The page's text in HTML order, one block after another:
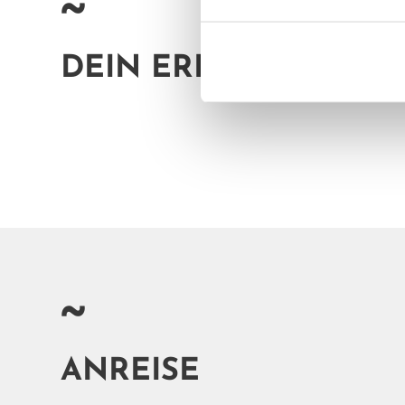
~
DEIN ERLEBNIS IM
~
ANREISE